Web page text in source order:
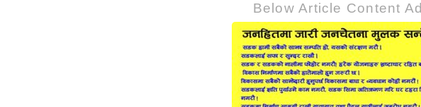
Below Article Content Ad